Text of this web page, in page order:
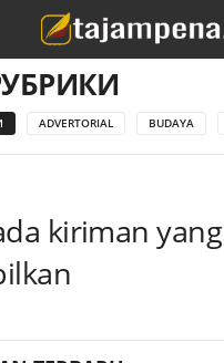
ADVERTORIAL BUDAYA
kiriman yang